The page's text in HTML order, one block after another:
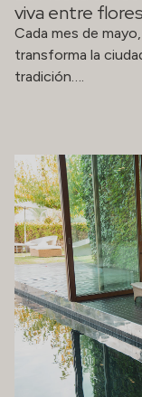
Relajación y
Spa Bodyna
En un mundo
constantemente,
bienestar se